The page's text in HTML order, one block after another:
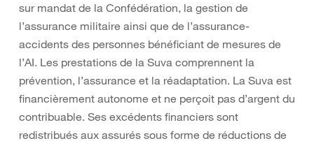
sur mandat de la Confédération, la gestion de
l’assurance militaire ainsi que de l’assurance-
accidents des personnes bénéficiant de mesures de
l’AI. Les prestations de la Suva comprennent la
prévention, l’assurance et la réadaptation. La Suva est
financièrement autonome et ne perçoit pas d’argent du
contribuable. Ses excédents financiers sont
redistribués aux assurés sous forme de réductions de